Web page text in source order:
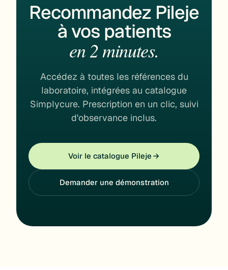
Recommandez Pileje
à vos patients
en 2 minutes.
Accédez à toutes les références du
laboratoire, intégrées au catalogue
Simplycure. Prescription en un clic, suivi
d'observance inclus.
Voir le catalogue Pileje
Demander une démonstration